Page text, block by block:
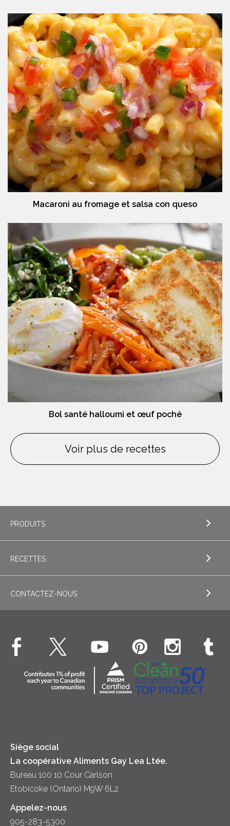
Macaroni au fromage et salsa con queso
Bol santé halloumi et œuf poché
Voir plus de recettes
PRODUITS
EXPLORE PRODUITS
Véritable crème fouettée
Crème sure
RECETTES
EXPLORE RECETTES
Déjeuner
CONTACTEZ-NOUS
Contactez-nous
Location
Siège social
La coopérative Aliments Gay Lea Ltée.
Bureau 100 10 Cour Carlson
Etobicoke (Ontario) M9W 6L2
Appelez-nous
905-283-5300